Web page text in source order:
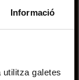
Informació
galetes